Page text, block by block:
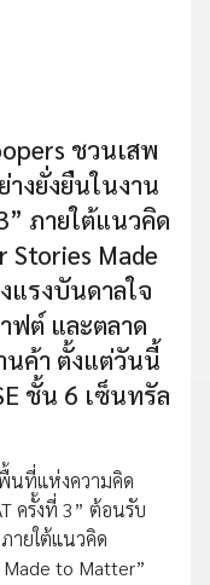
ชวนเสพ
งยั่งยืนในงาน
ภายใต้แนวคิด
Stories Made
รงบันดาลใจ
ฟต์ และตลาด
นค้า ตั้งแต่วันนี้
ชั้น 6 เซ็นทรัล
พื้นที่แห่งความคิด
ครั้งที่ 3” ต้อนรับ
ายใต้แนวคิด
Made to Matter”